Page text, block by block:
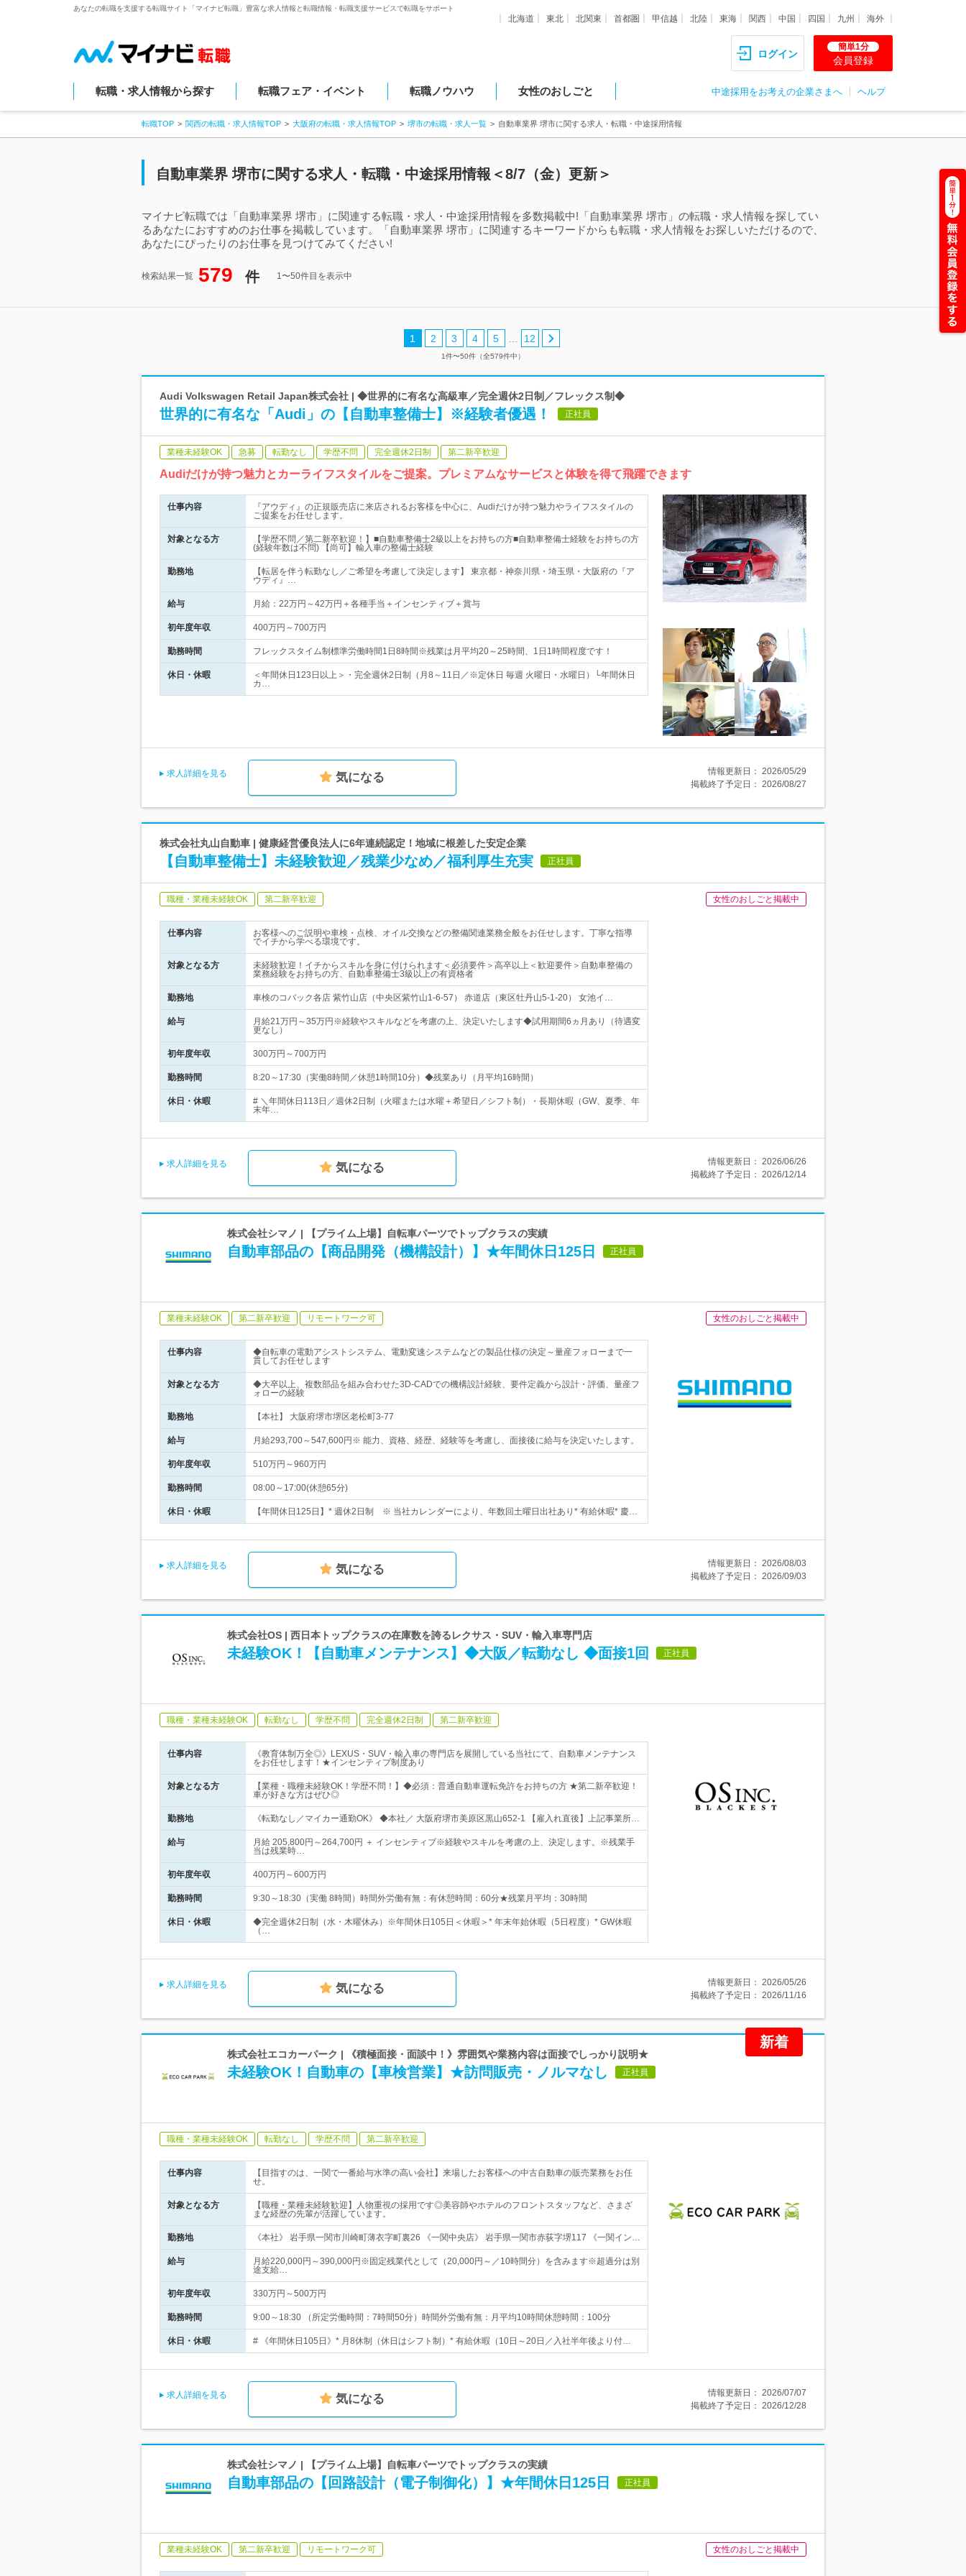
あなたの転職を支援する転職サイト「マイナビ転職」豊富な求人情報と転職情報・転職支援サービスで転職をサポート
北海道 東北 北関東 首都圏 甲信越 北陸 東海 関西 中国 四国 九州 海外
ログイン
簡単1分
会員登録
転職・求人情報から探す 転職フェア・イベント 転職ノウハウ 女性のおしごと 中途採用をお考えの企業さまへ ヘルプ
転職TOP 関西の転職・求人情報TOP 大阪府の転職・求人情報TOP 堺市の転職・求人一覧 自動車業界 堺市に関する求人・転職・中途採用情報
自動車業界 堺市に関する求人・転職・中途採用情報＜8/7（金）更新＞
マイナビ転職では「自動車業界 堺市」に関連する転職・求人・中途採用情報を多数掲載中!「自動車業界 堺市」の転職・求人情報を探してい
るあなたにおすすめのお仕事を掲載しています。「自動車業界 堺市」に関連するキーワードからも転職・求人情報をお探しいただけるので、
あなたにぴったりのお仕事を見つけてみてください!
検索結果一覧 579 件 1〜50件目を表示中
1 2 3 4 5 12
1件〜50件（全579件中）
Audi Volkswagen Retail Japan株式会社 | ◆世界的に有名な高級車／完全週休2日制／フレックス制◆
世界的に有名な「Audi」の【自動車整備士】※経験者優遇！ 正社員
業種未経験OK 急募 転勤なし 学歴不問 完全週休2日制 第二新卒歓迎
Audiだけが持つ魅力とカーライフスタイルをご提案。プレミアムなサービスと体験を得て飛躍できます
仕事内容
『アウディ』の正規販売店に来店されるお客様を中心に、Audiだけが持つ魅力やライフスタイルの
ご提案をお任せします。
対象となる方
【学歴不問／第二新卒歓迎！】■自動車整備士2級以上をお持ちの方■自動車整備士経験をお持ちの方
(経験年数は不問) 【尚可】輸入車の整備士経験
勤務地
【転居を伴う転勤なし／ご希望を考慮して決定します】 東京都・神奈川県・埼玉県・大阪府の『ア
ウディ』…
給与 月給：22万円～42万円＋各種手当＋インセンティブ＋賞与
初年度年収 400万円～700万円
勤務時間 フレックスタイム制標準労働時間1日8時間※残業は月平均20～25時間、1日1時間程度です！
休日・休暇
＜年間休日123日以上＞・完全週休2日制（月8～11日／※定休日 毎週 火曜日・水曜日）└年間休日
カ…
求人詳細を見る 気になる 情報更新日： 2026/05/29
掲載終了予定日： 2026/08/27
株式会社丸山自動車 | 健康経営優良法人に6年連続認定！地域に根差した安定企業
【自動車整備士】未経験歓迎／残業少なめ／福利厚生充実 正社員
職種・業種未経験OK 第二新卒歓迎 女性のおしごと掲載中
仕事内容
お客様へのご説明や車検・点検、オイル交換などの整備関連業務全般をお任せします。丁寧な指導
でイチから学べる環境です。
対象となる方
未経験歓迎！イチからスキルを身に付けられます＜必須要件＞高卒以上＜歓迎要件＞自動車整備の
業務経験をお持ちの方、自動車整備士3級以上の有資格者
勤務地 車検のコバック各店 紫竹山店（中央区紫竹山1-6-57） 赤道店（東区牡丹山5-1-20） 女池イ…
給与
月給21万円～35万円※経験やスキルなどを考慮の上、決定いたします◆試用期間6ヵ月あり（待遇変
更なし）
初年度年収 300万円～700万円
勤務時間 8:20～17:30（実働8時間／休憩1時間10分）◆残業あり（月平均16時間）
休日・休暇
# ＼年間休日113日／週休2日制（火曜または水曜＋希望日／シフト制）・長期休暇（GW、夏季、年
末年…
求人詳細を見る 気になる 情報更新日： 2026/06/26
掲載終了予定日： 2026/12/14
株式会社シマノ | 【プライム上場】自転車パーツでトップクラスの実績
自動車部品の【商品開発（機構設計）】★年間休日125日 正社員
業種未経験OK 第二新卒歓迎 リモートワーク可 女性のおしごと掲載中
仕事内容
◆自転車の電動アシストシステム、電動変速システムなどの製品仕様の決定～量産フォローまで一
貫してお任せします
対象となる方
◆大卒以上、複数部品を組み合わせた3D-CADでの機構設計経験、要件定義から設計・評価、量産フ
ォローの経験
勤務地 【本社】 大阪府堺市堺区老松町3-77
給与 月給293,700～547,600円※ 能力、資格、経歴、経験等を考慮し、面接後に給与を決定いたします。
初年度年収 510万円～960万円
勤務時間 08:00～17:00(休憩65分)
休日・休暇 【年間休日125日】* 週休2日制 ※ 当社カレンダーにより、年数回土曜日出社あり* 有給休暇* 慶…
求人詳細を見る 気になる 情報更新日： 2026/08/03
掲載終了予定日： 2026/09/03
株式会社OS | 西日本トップクラスの在庫数を誇るレクサス・SUV・輸入車専門店
未経験OK！【自動車メンテナンス】◆大阪／転勤なし ◆面接1回 正社員
職種・業種未経験OK 転勤なし 学歴不問 完全週休2日制 第二新卒歓迎
仕事内容
《教育体制万全◎》LEXUS・SUV・輸入車の専門店を展開している当社にて、自動車メンテナンス
をお任せします！★インセンティブ制度あり
対象となる方
【業種・職種未経験OK！学歴不問！】◆必須：普通自動車運転免許をお持ちの方 ★第二新卒歓迎！
車が好きな方はぜひ◎
勤務地 《転勤なし／マイカー通勤OK》 ◆本社／ 大阪府堺市美原区黒山652-1 【雇入れ直後】上記事業所…
給与
月給 205,800円～264,700円 ＋ インセンティブ※経験やスキルを考慮の上、決定します。※残業手
当は残業時…
初年度年収 400万円～600万円
勤務時間 9:30～18:30（実働 8時間）時間外労働有無：有休憩時間：60分★残業月平均：30時間
休日・休暇
◆完全週休2日制（水・木曜休み）※年間休日105日＜休暇＞* 年末年始休暇（5日程度）* GW休暇
（…
求人詳細を見る 気になる 情報更新日： 2026/05/26
掲載終了予定日： 2026/11/16
新着
株式会社エコカーパーク | 《積極面接・面談中！》雰囲気や業務内容は面接でしっかり説明★
未経験OK！自動車の【車検営業】★訪問販売・ノルマなし 正社員
職種・業種未経験OK 転勤なし 学歴不問 第二新卒歓迎
仕事内容
【目指すのは、一関で一番給与水準の高い会社】来場したお客様への中古自動車の販売業務をお任
せ。
対象となる方
【職種・業種未経験歓迎】人物重視の採用です◎美容師やホテルのフロントスタッフなど、さまざ
まな経歴の先輩が活躍しています。
勤務地 《本社》 岩手県一関市川崎町薄衣字町裏26 《一関中央店》 岩手県一関市赤荻字堺117 《一関イン…
給与
月給220,000円～390,000円※固定残業代として（20,000円～／10時間分）を含みます※超過分は別
途支給…
初年度年収 330万円～500万円
勤務時間 9:00～18:30 （所定労働時間：7時間50分）時間外労働有無：月平均10時間休憩時間：100分
休日・休暇 # 《年間休日105日》* 月8休制（休日はシフト制）* 有給休暇（10日～20日／入社半年後より付…
求人詳細を見る 気になる 情報更新日： 2026/07/07
掲載終了予定日： 2026/12/28
株式会社シマノ | 【プライム上場】自転車パーツでトップクラスの実績
自動車部品の【回路設計（電子制御化）】★年間休日125日 正社員
業種未経験OK 第二新卒歓迎 リモートワーク可 女性のおしごと掲載中